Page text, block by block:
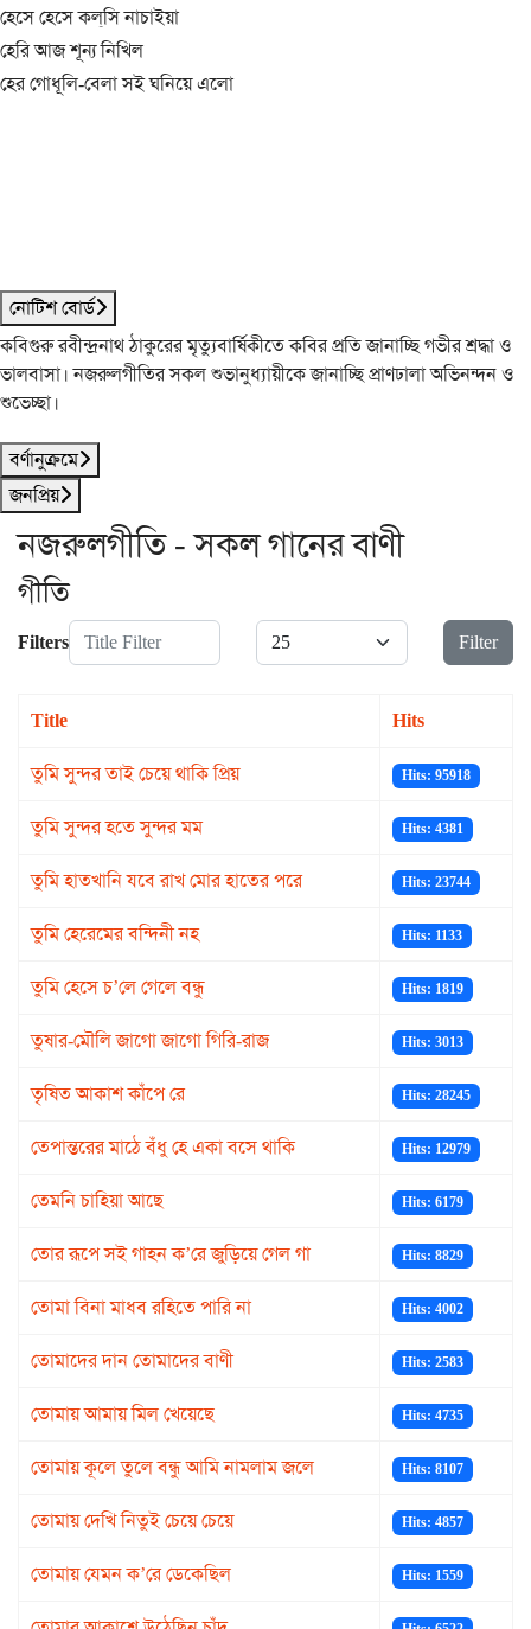
হেসে হেসে কল্‌সি নাচাইয়া
হেরি আজ শূন্য নিখিল
হের গোধূলি-বেলা সই ঘনিয়ে এলো
নোটিশ বোর্ড
কবিগুরু রবীন্দ্রনাথ ঠাকুরের মৃত্যুবার্ষিকীতে কবির প্রতি জানাচ্ছি গভীর শ্রদ্ধা ও
ভালবাসা। নজরুলগীতির সকল শুভানুধ্যায়ীকে জানাচ্ছি প্রাণঢালা অভিনন্দন ও
শুভেচ্ছা।
বর্ণানুক্রমে
জনপ্রিয়
নজরুলগীতি - সকল গানের বাণী
গীতি
FiltersTitle Filter Display # Filter
Title Hits
তুমি সুন্দর তাই চেয়ে থাকি প্রিয় Hits: 95918
তুমি সুন্দর হতে সুন্দর মম Hits: 4381
তুমি হাতখানি যবে রাখ মোর হাতের পরে Hits: 23744
তুমি হেরেমের বন্দিনী নহ Hits: 1133
তুমি হেসে চ’লে গেলে বন্ধু Hits: 1819
তুষার-মৌলি জাগো জাগো গিরি-রাজ Hits: 3013
তৃষিত আকাশ কাঁপে রে Hits: 28245
তেপান্তরের মাঠে বঁধু হে একা বসে থাকি Hits: 12979
তেমনি চাহিয়া আছে Hits: 6179
তোর রূপে সই গাহন ক’রে জুড়িয়ে গেল গা Hits: 8829
তোমা বিনা মাধব রহিতে পারি না Hits: 4002
তোমাদের দান তোমাদের বাণী Hits: 2583
তোমায় আমায় মিল খেয়েছে Hits: 4735
তোমায় কূলে তুলে বন্ধু আমি নামলাম জলে Hits: 8107
তোমায় দেখি নিতুই চেয়ে চেয়ে Hits: 4857
তোমায় যেমন ক’রে ডেকেছিল Hits: 1559